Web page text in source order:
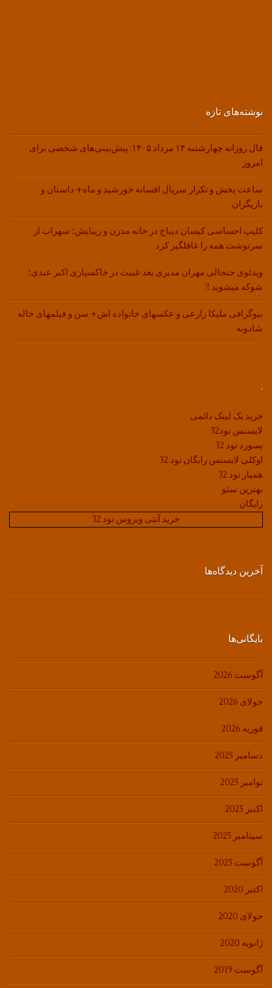
نوشته‌های تازه
فال روزانه چهارشنبه ۱۴ مرداد ۱۴۰۵: پیش‌بینی‌های شخصی برای
امروز
ساعت پخش و تکرار سریال افسانه خورشید و ماه+ داستان و
بازیگران
کلیپ احساسی کیسان دیباج در خانه مدرن و زیبایش؛ سهراب از
سرنوشت همه را غافلگیر کرد
ویدئوی جنجالی مهران مدیری بعد غیبت در خاکسپاری اکبر عبدی؛
شوکه میشوید !!
بیوگرافی ملیکا زارعی و عکسهای خانواده اش+ سن و فیلمهای خاله
شادونه
.
خرید بک لینک دائمی
لایسنس نود32
پسورد نود 32
اوکلی لایسنس رایگان نود 32
همیار نود 32
بهترین سئو
رایگان
خرید آنتی ویروس نود 32
آخرین دیدگاه‌ها
بایگانی‌ها
آگوست 2026
جولای 2026
فوریه 2026
دسامبر 2025
نوامبر 2025
اکتبر 2025
سپتامبر 2025
آگوست 2025
اکتبر 2020
جولای 2020
ژانویه 2020
آگوست 2019